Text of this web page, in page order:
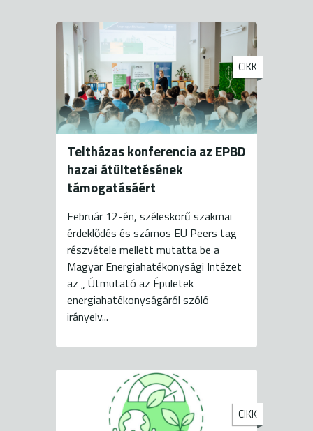
CIKK
Teltházas konferencia az EPBD
hazai átültetésének
támogatásáért
Február 12-én, széleskörű szakmai
érdeklődés és számos EU Peers tag
részvétele mellett mutatta be a
Magyar Energiahatékonysági Intézet
az „ Útmutató az Épületek
energiahatékonyságáról szóló
irányelv...
CIKK